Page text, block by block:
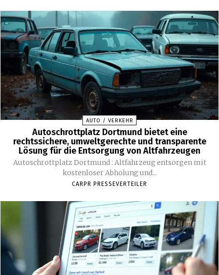
AUTO / VERKEHR
Autoschrottplatz Dortmund bietet eine
rechtssichere, umweltgerechte und transparente
Lösung für die Entsorgung von Altfahrzeugen
Autoschrottplatz Dortmund : Altfahrzeug entsorgen mit
kostenloser Abholung und...
CARPR PRESSEVERTEILER